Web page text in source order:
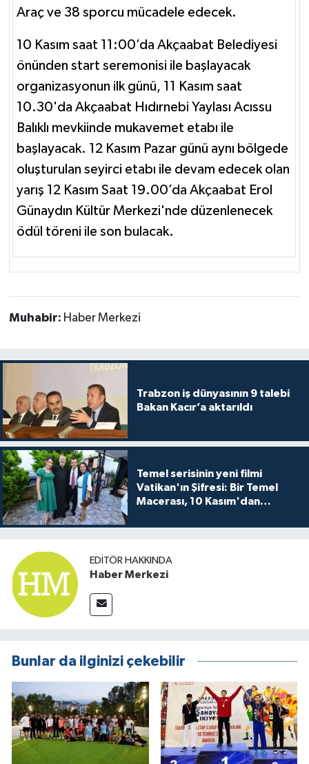
Araç ve 38 sporcu mücadele edecek.
10 Kasım saat 11:00’da Akçaabat Belediyesi
önünden start seremonisi ile başlayacak
organizasyonun ilk günü, 11 Kasım saat
10.30'da Akçaabat Hıdırnebi Yaylası Acıssu
Balıklı mevkiinde mukavemet etabı ile
başlayacak. 12 Kasım Pazar günü aynı bölgede
oluşturulan seyirci etabı ile devam edecek olan
yarış 12 Kasım Saat 19.00’da Akçaabat Erol
Günaydın Kültür Merkezi'nde düzenlenecek
ödül töreni ile son bulacak.
Muhabir: Haber Merkezi
Trabzon iş dünyasının 9 talebi
Bakan Kacır’a aktarıldı
Temel serisinin yeni filmi
Vatikan'ın Şifresi: Bir Temel
Macerası, 10 Kasım'dan
buluşuyo
EDITÖR HAKKINDA
Haber Merkezi
Bunlar da ilginizi çekebilir